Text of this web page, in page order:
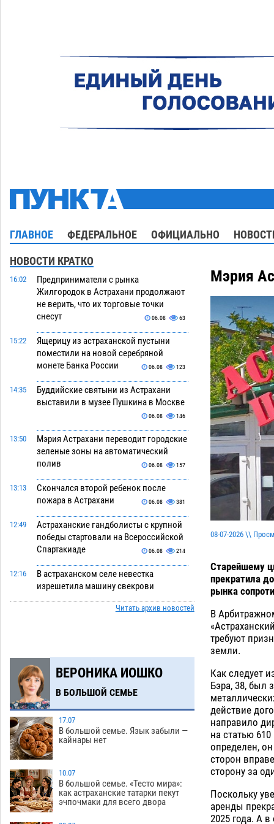
ГЛАВНОЕ ФЕДЕРАЛЬНОЕ ОФИЦИАЛЬНО
НОВОСТИ КРАТКО
16:02
Предприниматели с рынка
Жилгородок в Астрахани продолжают
не верить, что их торговые точки
снесут
06.08 63
15:22
Ящерицу из астраханской пустыни
поместили на новой серебряной
монете Банка России
06.08 123
14:35
Буддийские святыни из Астрахани
выставили в музее Пушкина в Москве
06.08 146
13:50
Мэрия Астрахани переводит городские
зеленые зоны на автоматический
полив
06.08 157
13:13
Скончался второй ребенок после
пожара в Астрахани
06.08 381
12:49
Астраханские гандболисты с крупной
победы стартовали на Всероссийской
Спартакиаде
06.08 214
12:16
В астраханском селе невестка
изрешетила машину свекрови
06.08 304
11:08
Как астраханцы назвали своих детей в
июле
10:30
В Астрахани несовершеннолетнему
дали условные 1,5 года за найденные
200 г растения с наркотой
06.08 225
09:54
Астраханский детский омбудсмен
помогла многодетному отцу вернуть
родительские права
06.08 333
09:13
В Астрахани купеческий банк укроют
Читать архив новостей
ВЕРОНИКА ИОШКО
В БОЛЬШОЙ СЕМЬЕ
17.07
В большой семье. Язык забыли —
кайнары нет
10.07
В большой семье. «Тесто мира»:
как астраханские татарки пекут
эчпочмаки для всего двора
Мэрия
08-07-2026 \\
Старейшему
прекратила
рынка
В
требуют
земли.
Как следует
Бэра, 38, был
действие
направило
на статью
определен,
сторон
сторону за
Поскольку
аренды
2025 года. А